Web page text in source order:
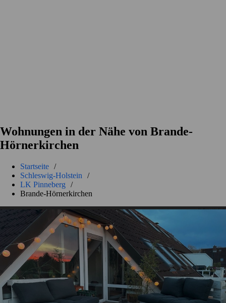
Wohnungen in der Nähe von Brande-
Hörnerkirchen
Startseite /
Schleswig-Holstein
/
LK Pinneberg
/
Brande-Hörnerkirchen